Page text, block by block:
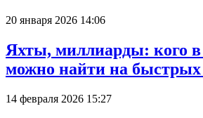
20 января 2026 14:06
Яхты, миллиарды: кого в
можно найти на быстрых
14 февраля 2026 15:27